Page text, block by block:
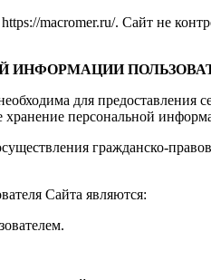
macromer.ru/. Сайт не
ИНФОРМАЦИИ
для предоставления
персональной
гражданско-
Сайта являются: